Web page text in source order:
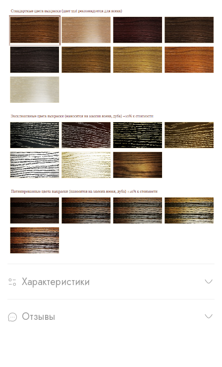
Характеристики
Отзывы